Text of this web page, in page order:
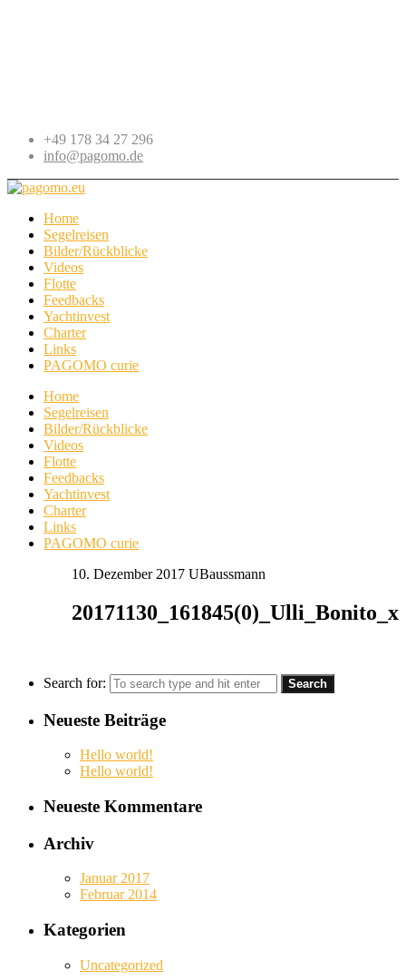
+49 178 34 27 296
info@pagomo.de
Home
Segelreisen
Bilder/Rückblicke
Videos
Flotte
Feedbacks
Yachtinvest
Charter
Links
PAGOMO curie
Home
Segelreisen
Bilder/Rückblicke
Videos
Flotte
Feedbacks
Yachtinvest
Charter
Links
PAGOMO curie
10. Dezember 2017 UBaussmann
20171130_161845(0)_Ulli_Bonito_x
Search for:
Neueste Beiträge
Hello world!
Hello world!
Neueste Kommentare
Archiv
Januar 2017
Februar 2014
Kategorien
Uncategorized